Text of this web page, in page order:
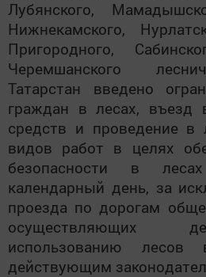
Лубянского,
Нижнекамского,
Пригородного,
Черемшанского
Татарстан введено
граждан в лесах, въезд
средств и проведение в
видов работ в целях
безопасности в
календарный день, за
проезда по дорогам
осуществляющих
использованию лесов
действующим